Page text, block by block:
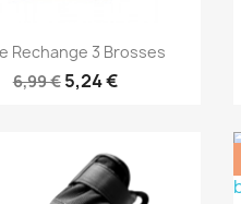
Aperçu rapide
Rechange 3 Brosses
6,99 € 5,24 €